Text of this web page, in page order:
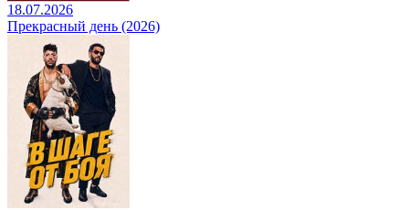
18.07.2026
Прекрасный день (2026)